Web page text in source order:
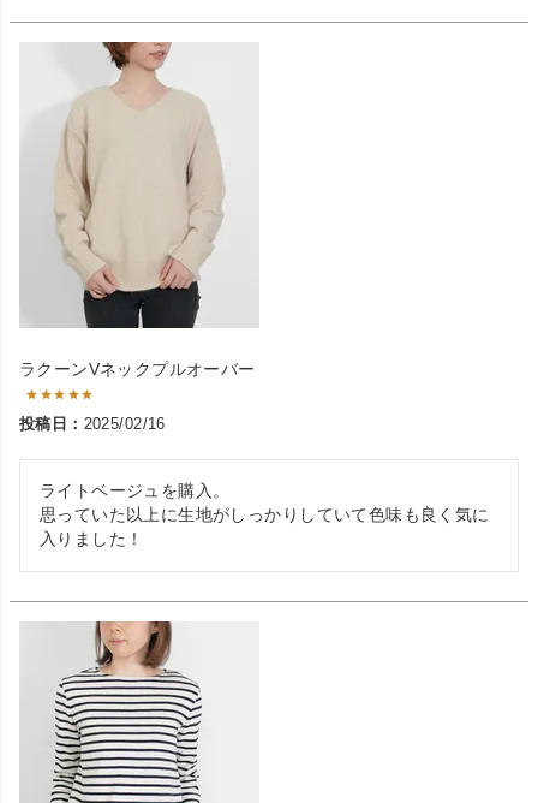
ラクーンVネックプルオーバー
投稿日 2025/02/16
ライトベージュを購入。
思っていた以上に生地がしっかりしていて色味も良く気に
入りました！